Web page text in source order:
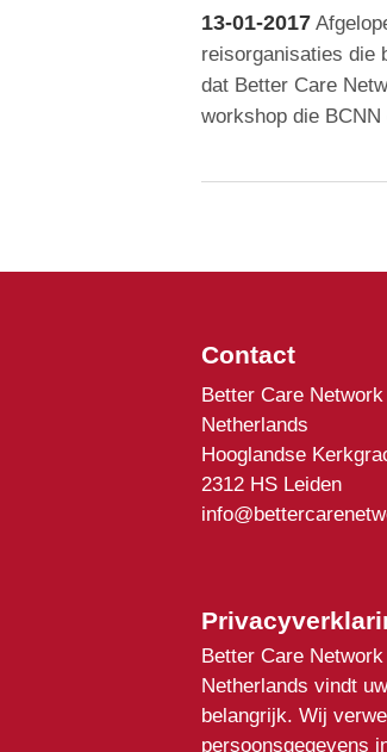
13-01-2017
reisorganisaties die
dat Better Care
workshop die
Contact
Better Care Network
Netherlands
Hooglandse
2312 HS Leiden
Better Care Network
Netherlands vindt
belangrijk. Wij
persoonsgegevens